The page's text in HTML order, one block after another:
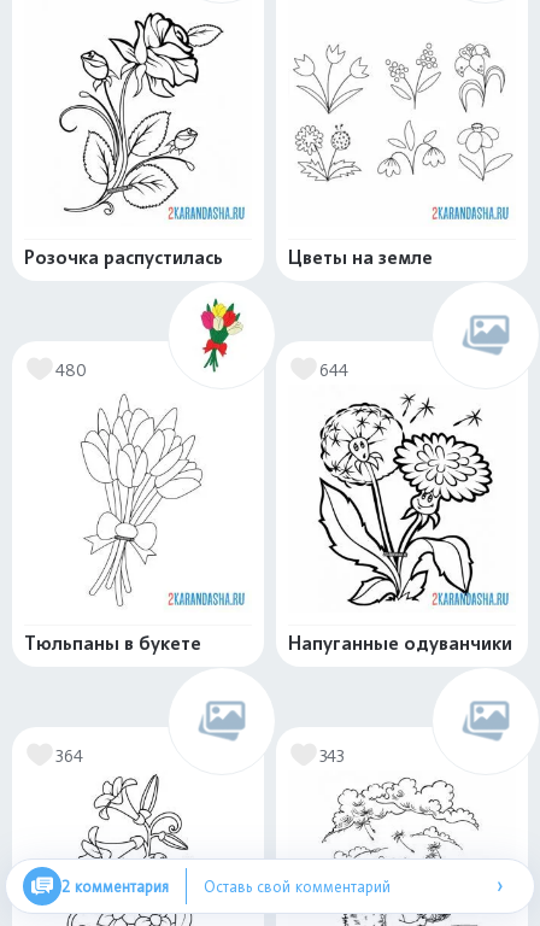
Розочка распустилась Цветы на земле
480
Тюльпаны в букете
644
Напуганные одуванчики
364 343
2 комментария Оставь свой комментарий ›